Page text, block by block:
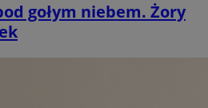
gołym niebem. Żory